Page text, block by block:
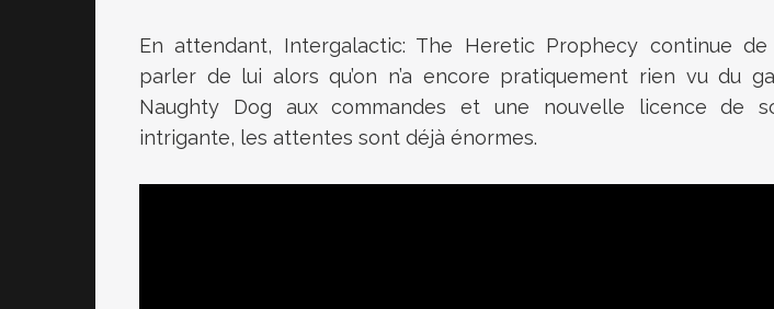
En attendant, Intergalactic: The Heretic Prophecy continue
parler de lui alors qu’on n’a encore pratiquement rien vu du
Naughty Dog aux commandes et une nouvelle licence de
intrigante, les attentes sont déjà énormes.